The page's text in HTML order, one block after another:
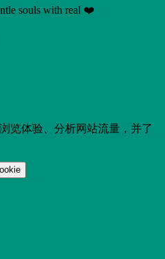
souls with real ❤️
览体验、分析网站流量，并了